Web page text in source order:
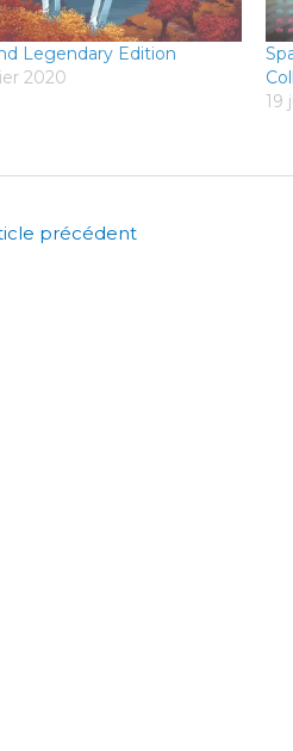
Legendary Edition
2020
19
précédent